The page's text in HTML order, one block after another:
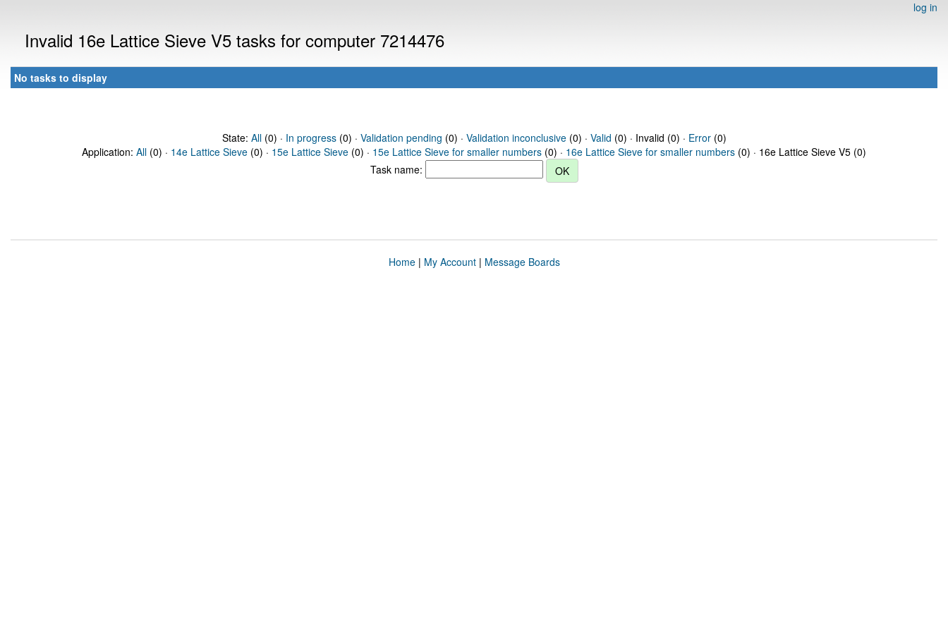
log in
Invalid 16e Lattice Sieve V5 tasks for computer 7214476
No tasks to display
State: All(0) · In progress(0) · Validation pending (0) · Validation inconclusive(0) · Valid (0) · Invalid (0) · Error(0)
Application: All (0) · 14e Lattice Sieve (0) · 15e Lattice Sieve (0) · 15e Lattice Sieve for smaller numbers (0) · 16e Lattice Sieve for smaller numbers (0) · 16e Lattice Sieve V5 (0)
Task name:
Home| My Account| Message Boards